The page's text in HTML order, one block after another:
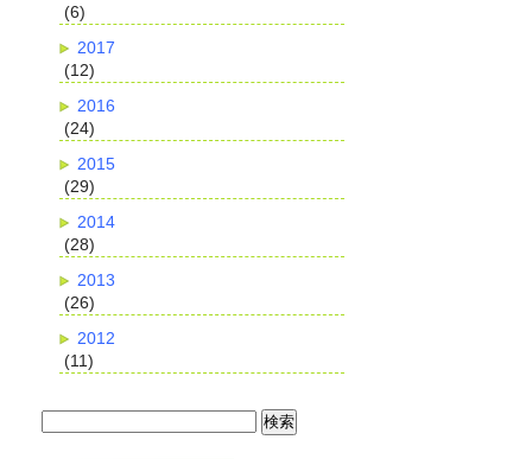
(6)
2017
(12)
2016
(24)
2015
(29)
2014
(28)
2013
(26)
2012
(11)